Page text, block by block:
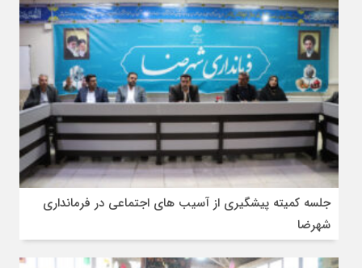
جلسه کمیته پیشگیری از آسیب های اجتماعی در فرمانداری
شهرضا